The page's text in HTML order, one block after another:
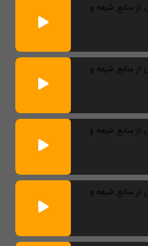
از منابع شیعه و
از منابع شیعه و
از منابع شیعه و
از منابع شیعه و